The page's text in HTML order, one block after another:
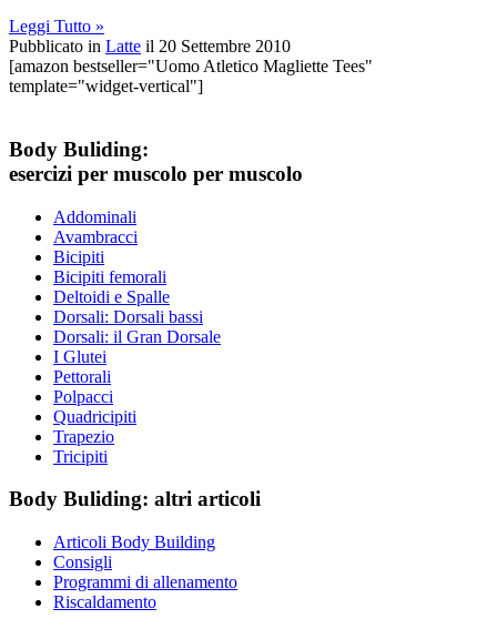
Leggi Tutto »
Pubblicato in Latte il 20 Settembre 2010
[amazon bestseller="Uomo Atletico Magliette Tees"
template="widget-vertical"]
Body Buliding:
esercizi per muscolo per muscolo
Addominali
Avambracci
Bicipiti
Bicipiti femorali
Deltoidi e Spalle
Dorsali: Dorsali bassi
Dorsali: il Gran Dorsale
I Glutei
Pettorali
Polpacci
Quadricipiti
Trapezio
Tricipiti
Body Buliding: altri articoli
Articoli Body Building
Consigli
Programmi di allenamento
Riscaldamento